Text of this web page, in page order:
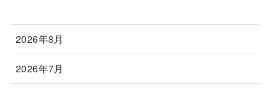
2026年8月
2026年7月